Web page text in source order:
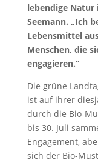
lebendige Natur
Seemann. „Ich
Lebensmittel
Menschen, die
engagieren.“
Die grüne
ist auf ihrer
durch die Bio-
bis 30. Juli
Engagement,
sich der Bio-